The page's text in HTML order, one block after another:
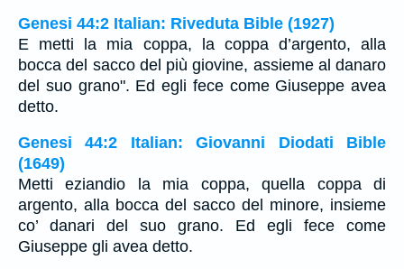
Genesi 44:2 Italian: Riveduta Bible (1927)
E metti la mia coppa, la coppa d’argento, alla
bocca del sacco del più giovine, assieme al danaro
del suo grano". Ed egli fece come Giuseppe avea
detto.
Genesi 44:2 Italian: Giovanni Diodati Bible
(1649)
Metti eziandio la mia coppa, quella coppa di
argento, alla bocca del sacco del minore, insieme
co’ danari del suo grano. Ed egli fece come
Giuseppe gli avea detto.